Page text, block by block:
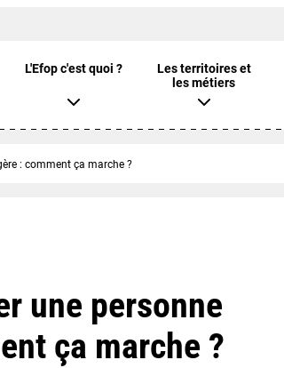
L'Efop c'est quoi ?
Les territoires et
les métiers
: comment ça marche ?
une personne
ça marche ?